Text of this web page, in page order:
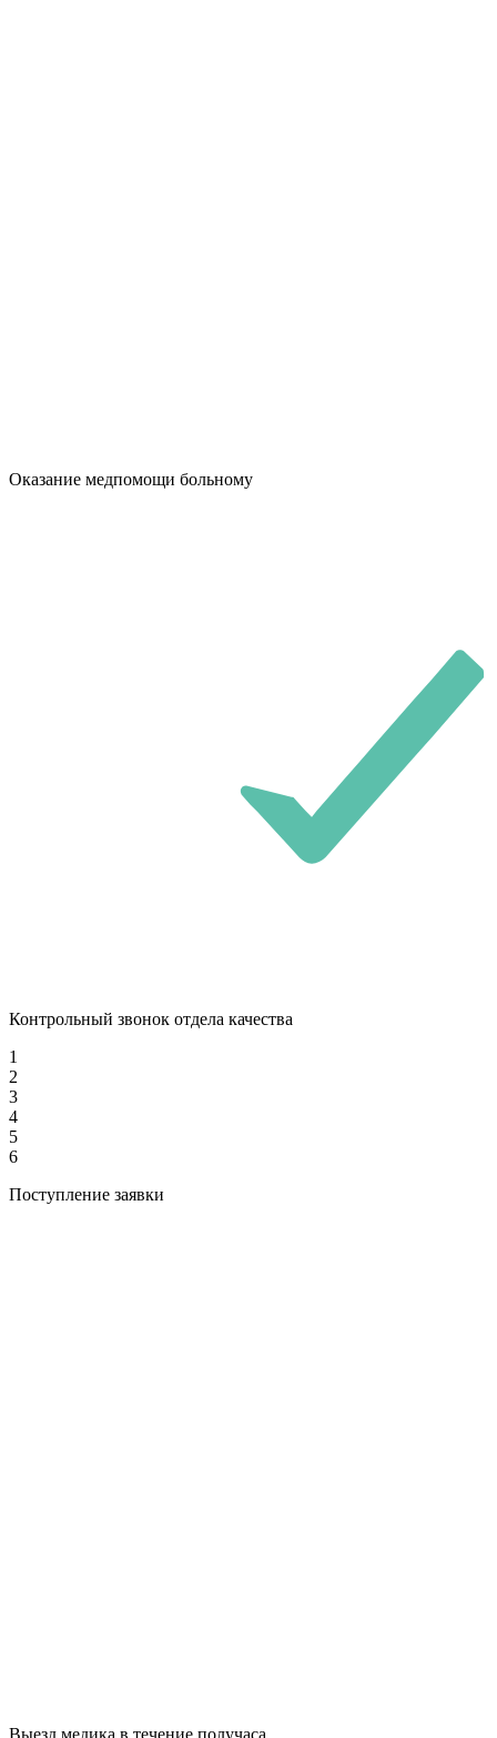
Оказание медпомощи больному
Контрольный звонок отдела качества
1
2
3
4
5
6
Поступление заявки
Выезд медика в течение получаса